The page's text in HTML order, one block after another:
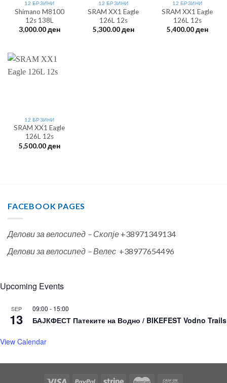
12 БРЗИНИ
Shimano M8100
12s 138L
3,000.00ден
12 БРЗИНИ
SRAM XX1 Eagle
126L 12s
5,300.00ден
12 БРЗИНИ
SRAM XX1 Eagle
126L 12s
5,400.00ден
12 БРЗИНИ
SRAM XX1 Eagle
126L 12s
5,500.00ден
FACEBOOK PAGES
Делови за велосипед – Скопје +38971349134
Делови за велосипед – Велес +38977654496
Upcoming Events
SEP
13
09:00 - 15:00
БАЈКФЕСТ Патеките на Водно / BIKEFEST Vodno Trails
View Calendar